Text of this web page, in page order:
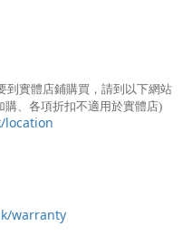
到實體店鋪購買，請到以下網站
、各項折扣不適用於實體店)
location
warranty